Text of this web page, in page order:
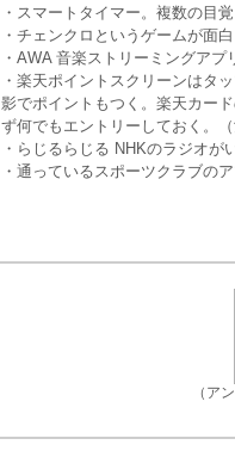
・スマートタイマー。複数の目
・チェンクロというゲームが面
・AWA 音楽ストリーミングア
・楽天ポイントスクリーンはタ
影でポイントもつく。楽天カー
ず何でもエントリーしておく。（
・らじるらじる NHKのラジオ
・通っているスポーツクラブの
（ア